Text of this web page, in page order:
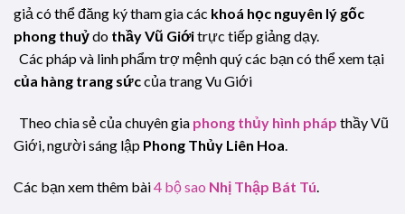
giả có thể đăng ký tham gia các khoá học nguyên lý gốc
phong thuỷdo thầy Vũ Giớitrực tiếp giảng dạy.
Các pháp và linh phẩm trợ mệnh quý các bạn có thể xem tại
của hàng trang sứccủa trang Vu Giới
Theo chia sẻ của chuyên gia phong thủy hình pháp thầy Vũ
Giới, người sáng lập Phong Thủy Liên Hoa
Các bạn xem thêm bài4 bộ sao Nhị Thập Bát Tú